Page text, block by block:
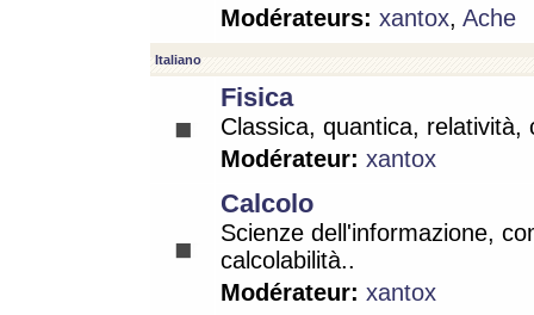
Modérateurs: xantox, Ache
Italiano
Fisica
Classica, quantica, relatività,
Modérateur: xantox
Calcolo
Scienze dell'informazione,
calcolabilità..
Modérateur: xantox